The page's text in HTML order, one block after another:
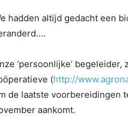
hadden altijd gedacht een
‘persoonlijke’
(http://
de laatste voorbereidingen
aankomt.